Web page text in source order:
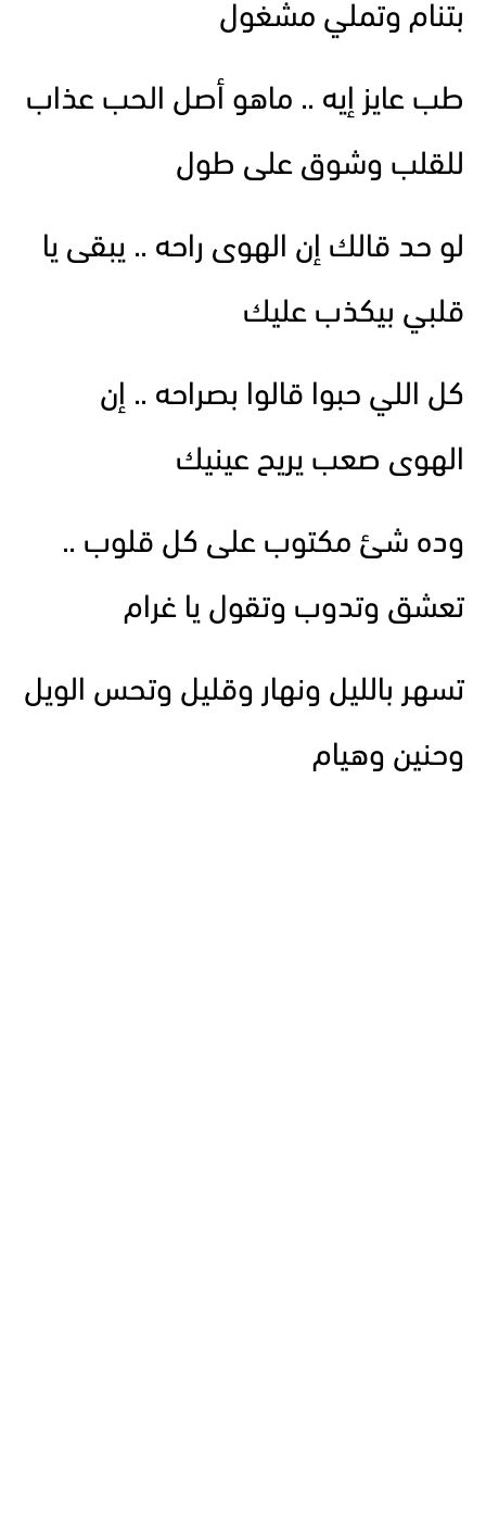
بتنام وتملي مشغول
طب عايز إيه .. ماهو أصل الحب عذاب
للقلب وشوق على طول
لو حد قالك إن الهوى راحه .. يبقى يا
قلبي بيكذب عليك
كل اللي حبوا قالوا بصراحه .. إن
الهوى صعب يريح عينيك
وده شئ مكتوب على كل قلوب ..
تعشق وتدوب وتقول يا غرام
تسهر بالليل ونهار وقليل وتحس الويل
وحنين وهيام